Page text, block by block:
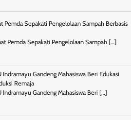
Pemda Sepakati Pengelolaan Sampah Berbasis
Pemda Sepakati Pengelolaan Sampah […]
Indramayu Gandeng Mahasiswa Beri Edukasi
Remaja
Indramayu Gandeng Mahasiswa Beri […]